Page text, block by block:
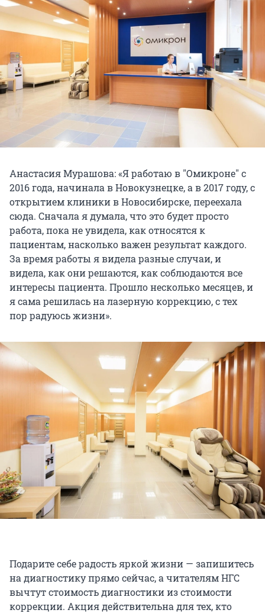
Анастасия Мурашова: «Я работаю в "Омикроне" с
2016 года, начинала в Новокузнецке, а в 2017 году, с
открытием клиники в Новосибирске, переехала
сюда. Сначала я думала, что это будет просто
работа, пока не увидела, как относятся к
пациентам, насколько важен результат каждого.
За время работы я видела разные случаи, и
видела, как они решаются, как соблюдаются все
интересы пациента. Прошло несколько месяцев, и
я сама решилась на лазерную коррекцию, с тех
пор радуюсь жизни».
Подарите себе радость яркой жизни — запишитесь
на диагностику прямо сейчас, а читателям НГС
вычтут стоимость диагностики из стоимости
коррекции. Акция действительна для тех, кто